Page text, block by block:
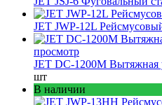
JET JWP-12L
просмотр
JET DC-1200M Вытяжная
шт
В наличии